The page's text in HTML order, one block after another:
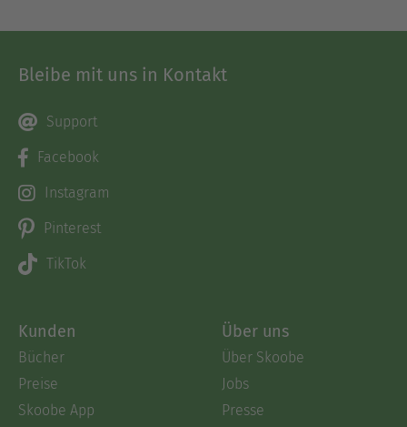
Bleibe mit uns in Kontakt
Support
Facebook
Instagram
Pinterest
TikTok
Kunden
Bücher
Preise
Skoobe App
Über uns
Über Skoobe
Jobs
Presse